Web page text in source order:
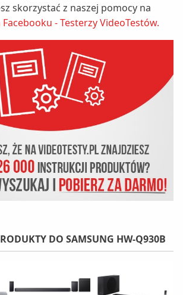
skorzystać z naszej pomocy na
- Testerzy VideoTestów.
DO SAMSUNG HW-Q930B